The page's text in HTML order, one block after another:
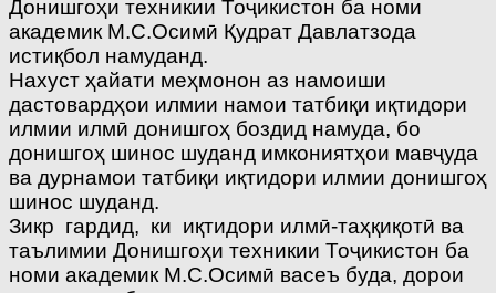
Донишгоҳи техникии Тоҷикистон ба номи
академик М.С.Осимӣ Қудрат Давлатзода
истиқбол намуданд.
Нахуст ҳайати меҳмонон аз намоиши
дастовардҳои илмии намои татбиқи иқтидори
илмии илмӣ донишгоҳ боздид намуда, бо
донишгоҳ шинос шуданд имкониятҳои мавҷуда
ва дурнамои татбиқи иқтидори илмии донишгоҳ
шинос шуданд.
Зикр гардид, ки иқтидори илмӣ-таҳқиқотӣ ва
таълимии Донишгоҳи техникии Тоҷикистон ба
номи академик М.С.Осимӣ васеъ буда, дорои